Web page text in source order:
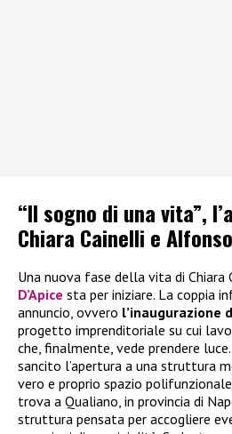
“Il sogno di una vita”,
Chiara Cainelli e Alfonso
Una nuova fase della vita di Chiara
D’Apice sta per iniziare. La coppia
annuncio, ovvero l’inaugurazione
progetto imprenditoriale su cui
che, finalmente, vede prendere
sancito l’apertura a una struttura
vero e proprio spazio
trova a Qualiano, in provincia di
struttura pensata per accogliere